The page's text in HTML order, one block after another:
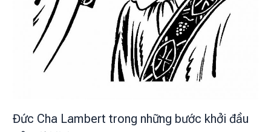
Đức Cha Lambert trong những bước khởi đầu